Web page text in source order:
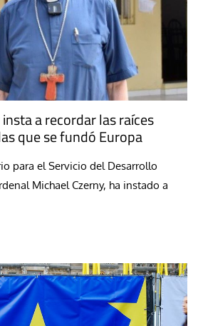
a recordar las raíces
que se fundó Europa
para el Servicio del Desarrollo
Michael Czerny, ha instado a